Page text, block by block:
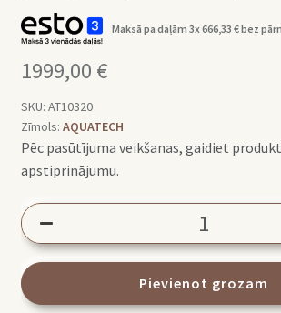
Maksā pa daļām 3x666,33 €bez
1999,00 €
SKU: AT10320
Zīmols: AQUATECH
Pēc pasūtījuma veikšanas, gaidiet
apstiprinājumu.
Pro
Housing
Pievienot grozam